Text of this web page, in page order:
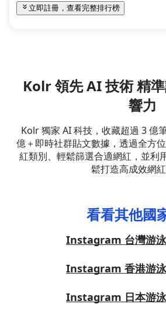
立即註冊，查看完整排行榜
Kolr 領先 AI 技術 精
響力
Kolr 獨家 AI 科技，收藏超過 3 億
億＋即時社群貼文數據，透過全方
紅類別、輕鬆篩選合適網紅，並利
鬆打造高成效網紅
看看其他國
Instagram 台灣游
Instagram 香港游
Instagram 日本游